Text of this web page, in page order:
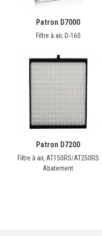
Patron D7000
Filtre à air, D-160
Patron D7200
Filtre à air, AT150RS/AT250RS
Abatement